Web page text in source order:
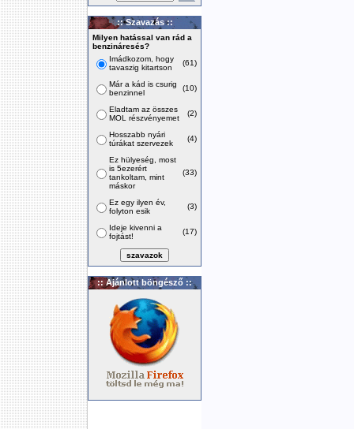
:: Szavazás ::
Milyen hatással van rád a
benzináresés?
Imádkozom, hogy
tavaszig kitartson
(61)
Már a kád is csurig
benzinnel
(10)
Eladtam az összes
MOL részvényemet
(2)
Hosszabb nyári
túrákat szervezek
(4)
Ez hülyeség, most
is 5ezerért
tankoltam, mint
máskor
(33)
Ez egy ilyen év,
folyton esik
(3)
Ideje kivenni a
fojtást!
(17)
:: Ajánlott böngésző ::